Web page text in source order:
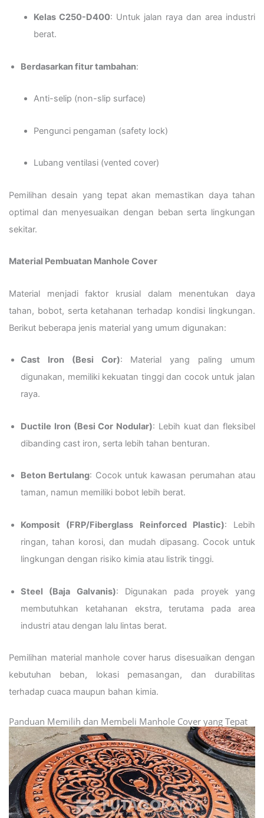
Kelas C250-D400: Untuk jalan raya dan area industri
berat.
Berdasarkan fitur tambahan:
Anti-selip (non-slip surface)
Pengunci pengaman (safety lock)
Lubang ventilasi (vented cover)
Pemilihan desain yang tepat akan memastikan daya tahan
optimal dan menyesuaikan dengan beban serta lingkungan
sekitar.
Material Pembuatan Manhole Cover
Material menjadi faktor krusial dalam menentukan daya
tahan, bobot, serta ketahanan terhadap kondisi lingkungan.
Berikut beberapa jenis material yang umum digunakan:
Cast Iron (Besi Cor): Material yang paling umum
digunakan, memiliki kekuatan tinggi dan cocok untuk jalan
raya.
Ductile Iron (Besi Cor Nodular): Lebih kuat dan fleksibel
dibanding cast iron, serta lebih tahan benturan.
Beton Bertulang: Cocok untuk kawasan perumahan atau
taman, namun memiliki bobot lebih berat.
Komposit (FRP/Fiberglass Reinforced Plastic): Lebih
ringan, tahan korosi, dan mudah dipasang. Cocok untuk
lingkungan dengan risiko kimia atau listrik tinggi.
Steel (Baja Galvanis): Digunakan pada proyek yang
membutuhkan ketahanan ekstra, terutama pada area
industri atau dengan lalu lintas berat.
Pemilihan material manhole cover harus disesuaikan dengan
kebutuhan beban, lokasi pemasangan, dan durabilitas
terhadap cuaca maupun bahan kimia.
Panduan Memilih dan Membeli Manhole Cover yang Tepat